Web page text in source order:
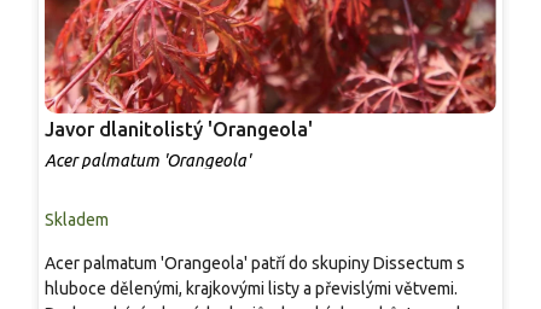
Javor dlanitolistý 'Orangeola'
Acer palmatum 'Orangeola'
Skladem
Acer palmatum 'Orangeola' patří do skupiny Dissectum s
hluboce dělenými, krajkovými listy a převislými větvemi.